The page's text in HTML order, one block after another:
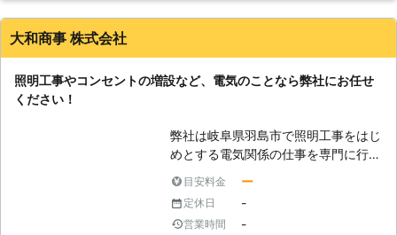
おすすめです。ぜひ参考にお好きなデ
と魅力的な空間を演出してみてはいか
がでしょうか。
大和商事 株式会社
照明工事やコンセントの増設など、電気のことなら弊社にお任せ
ください！
弊社は岐阜県羽島市で照明工事をはじ
めとする電気関係の仕事を専門に行な
がけ、一般のお客様はもちろんのこと
法人様からのご依頼にも幅広く対応さ
せて頂いております。「照明機器を
目安料金 ー
定休日 -
営業時間 -